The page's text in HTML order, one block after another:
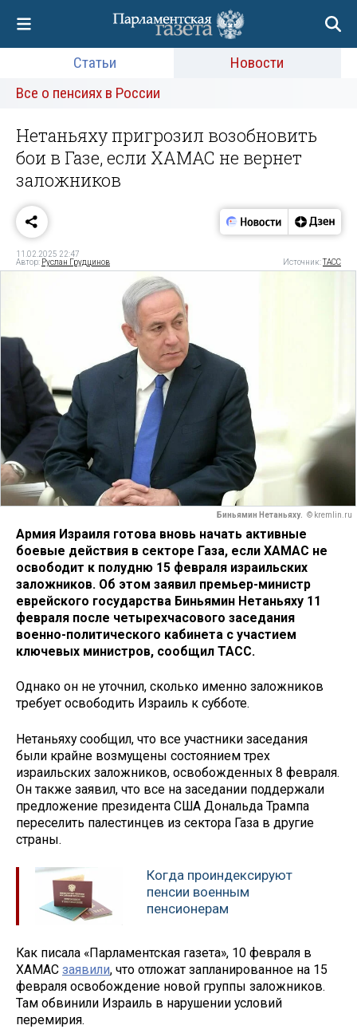
Статьи
Новости
Все о пенсиях в России
Нетаньяху пригрозил возобновить
бои в Газе, если ХАМАС не вернет
заложников
11.02.2025 22:47
Автор: Руслан Грудцинов Источник:ТАСС
Биньямин Нетаньяху. © kremlin.ru
Армия Израиля готова вновь начать активные
боевые действия в секторе Газа, если ХАМАС не
освободит к полудню 15 февраля израильских
заложников. Об этом заявил премьер-министр
еврейского государства Биньямин Нетаньяху 11
февраля после четырехчасового заседания
военно-политического кабинета с участием
ключевых министров, сообщил ТАСС.
Однако он не уточнил, сколько именно заложников
требует освободить Израиль к субботе.
Нетаньяху сообщил, что все участники заседания
были крайне возмущены состоянием трех
израильских заложников, освобожденных 8 февраля.
Он также заявил, что все на заседании поддержали
предложение президента США Дональда Трампа
переселить палестинцев из сектора Газа в другие
страны.
Когда проиндексируют
пенсии военным
пенсионерам
Как писала «Парламентская газета», 10 февраля в
ХАМАС заявили, что отложат запланированное на 15
февраля освобождение новой группы заложников.
Там обвинили Израиль в нарушении условий
перемирия.